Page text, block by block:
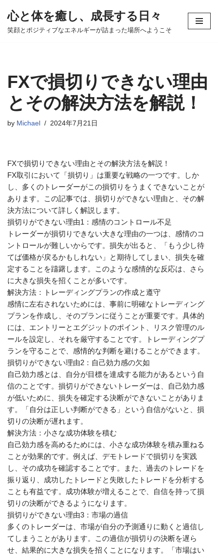
コ
へ
ス
キ
ッ
心と体を癒し、成長する日々
笑顔とポジティブなエネルギーが詰まった場所へようこそ
FXで損切りできない理由
とその解決方法を解説！
by Michael 2024年7月21日
FXで損切りできない理由とその解決方法を解説！
FX取引において「損切り」は重要な戦略の一つです。しか
し、多くのトレーダーがこの損切りをうまくできないことが
あります。この記事では、損切りができない理由と、その解
決方法について詳しく解説します。
損切りができない理由1：感情のコントロール不足
トレーダーが損切りできない大きな理由の一つは、感情のコ
ントロールが難しいからです。損失が出ると、「もう少し待
てば価格が戻るかもしれない」と期待してしまい、損失を確
定することを躊躇します。このような感情的な反応は、さら
に大きな損失を招くことが多いです。
解決方法：トレーディングプランの作成と遵守
感情に左右されないためには、事前に明確なトレーディング
プランを作成し、そのプランに従うことが重要です。具体的
には、エントリーとエグジットのポイント、リスク管理のル
ールを設定し、それを厳守することです。トレーディングプ
ランを守ることで、感情的な判断を避けることができます。
損切りができない理由2：自己効力感の欠如
自己効力感とは、自分が目標を達成する能力があるという自
信のことです。損切りができないトレーダーは、自己効力感
が低いために、損失を確定する決断ができないことがありま
す。「自分は正しい判断ができる」という自信がないと、損
切りの決断が遅れます。
解決方法：小さな成功体験を積む
自己効力感を高めるためには、小さな成功体験を積み重ねる
ことが効果的です。例えば、デモトレードで損切りを実践
し、その成功を確認することです。また、過去のトレードを
振り返り、成功したトレードと失敗したトレードを分析する
ことも有益です。成功体験が増えることで、自信を持って損
切りの決断ができるようになります。
損切りができない理由3：市場の過信
多くのトレーダーは、市場が自分の予測通りに動くと過信し
てしまうことがあります。この過信が損切りの決断を遅ら
せ、結果的に大きな損失を招くことになります。「市場はい